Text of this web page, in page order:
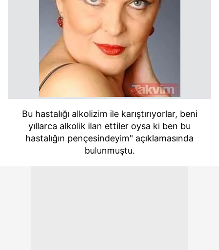
Bu hastalığı alkolizim ile karıştırıyorlar, beni
yıllarca alkolik ilan ettiler oysa ki ben bu
hastalığın pençesindeyim" açıklamasında
bulunmuştu.